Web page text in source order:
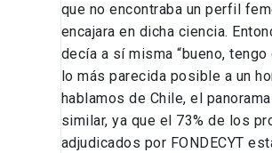
que no encontraba un perfil
encajara en dicha ciencia.
decía a sí misma “bueno, tengo
lo más parecida posible a un
hablamos de Chile, el
similar, ya que el 73% de los
adjudicados por FONDECYT